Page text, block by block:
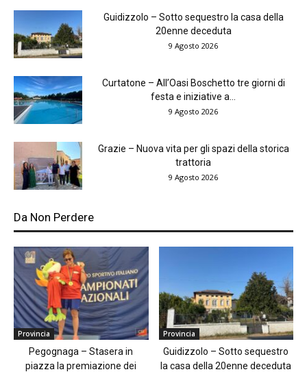
Guidizzolo – Sotto sequestro la casa della
20enne deceduta
9 Agosto 2026
Curtatone – All’Oasi Boschetto tre giorni di
festa e iniziative a...
9 Agosto 2026
Grazie – Nuova vita per gli spazi della storica
trattoria
9 Agosto 2026
Da Non Perdere
Provincia
Pegognaga – Stasera in
piazza la premiazione dei
Provincia
Guidizzolo – Sotto sequestro
la casa della 20enne deceduta